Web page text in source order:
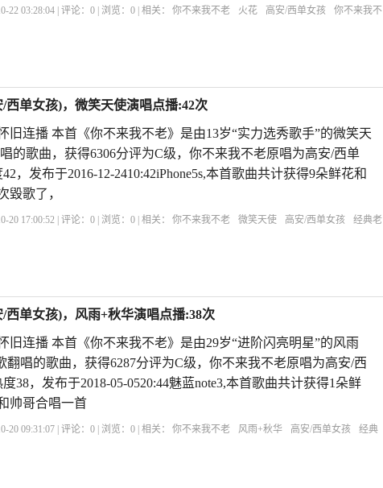
22 03:28:04 | 评论：0 | 浏览：0 | 相关： 你不来我不老 火花 高安/西单女孩
你不来我不
单女孩)，微笑天使演唱点播:42次
旧连播 本首《你不来我不老》是由13岁“实力选秀歌手”的微笑天
的歌曲，获得6306分评为C级，你不来我不老原唱为高安/西单
，发布于2016-12-2410:42iPhone5s,本首歌曲共计获得9朵鲜花和
毀歌了，
20 17:00:52 | 评论：0 | 浏览：0 | 相关： 你不来我不老 微笑天使 高安/西单女孩
经典老
单女孩)，风雨+秋华演唱点播:38次
旧连播 本首《你不来我不老》是由29岁“进阶闪亮明星”的风雨
翻唱的歌曲，获得6287分评为C级，你不来我不老原唱为高安/西
38，发布于2018-05-0520:44魅蓝note3,本首歌曲共计获得1朵鲜
帅哥合唱一首
20 09:31:07 | 评论：0 | 浏览：0 | 相关： 你不来我不老 风雨+秋华 高安/西单女孩
经典